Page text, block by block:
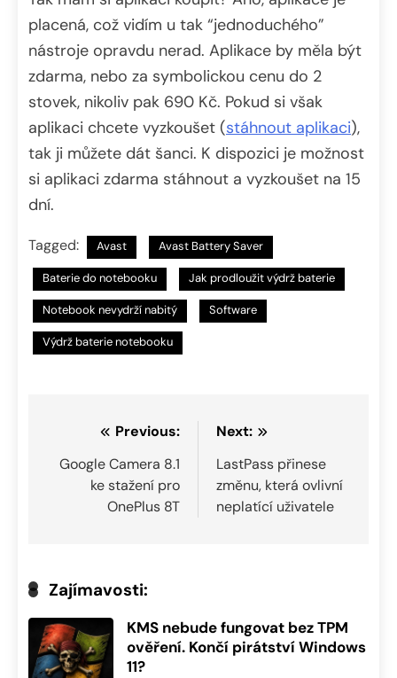
placená, což vidím u tak “jednoduchého”
nástroje opravdu nerad. Aplikace by měla být
zdarma, nebo za symbolickou cenu do 2
stovek, nikoliv pak 690 Kč. Pokud si však
aplikaci chcete vyzkoušet (stáhnout aplikaci),
tak ji můžete dát šanci. K dispozici je možnost
si aplikaci zdarma stáhnout a vyzkoušet na 15
dní.
Tagged: Avast Avast Battery Saver
Baterie do notebooku Jak prodloužit výdrž baterie
Notebook nevydrží nabitý Software
Výdrž baterie notebooku
Navigace
pro
příspěvek
Previous:
Google Camera 8.1
ke stažení pro
OnePlus 8T
Next:
LastPass přinese
změnu, která ovlivní
neplatící uživatele
Zajímavosti:
KMS nebude fungovat bez TPM
ověření. Končí pirátství Windows
11?